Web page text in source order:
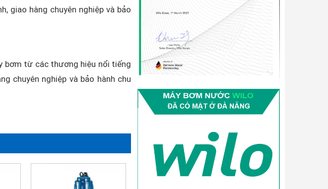
giao hàng chuyên nghiệp và bảo
bơm từ các thương hiệu nổi tiếng
chuyên nghiệp và bảo hành chu